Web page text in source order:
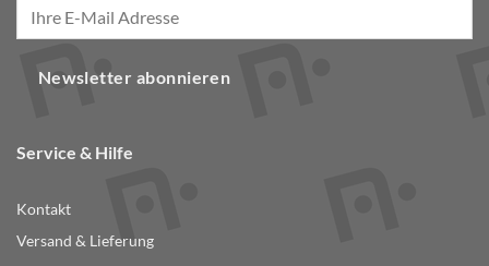
Newsletter abonnieren
Service & Hilfe
Kontakt
Versand & Lieferung